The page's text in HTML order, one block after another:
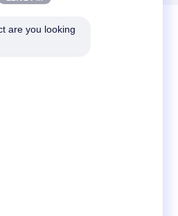
are you looking